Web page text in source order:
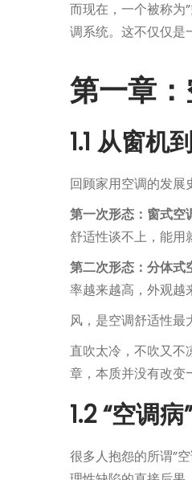
而现在，一个被称为
调系统。这不仅仅是
第一章
1.1 从窗机
回顾家用空调的发展
第一次形态：窗式空
舒适性谈不上，能用
第二次形态：分体式
率越来越高，外观越
风，是空调舒适性最
直吹太冷，不吹又不
章，本质并没有改变
1.2 “空调
很多人抱怨的所谓”